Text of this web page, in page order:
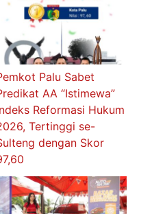
Palu Sabet
AA “Istimewa”
Reformasi Hukum
Tertinggi se-
dengan Skor